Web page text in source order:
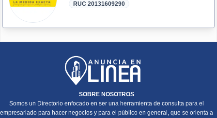
RUC 20131609290
SOBRE NOSOTROS
Somos un Directorio enfocado en ser una herramienta de consulta para el
empresariado para hacer negocios y para el público en general, que se orienta a